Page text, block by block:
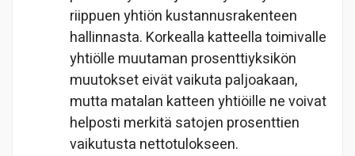
riippuen yhtiön kustannusrakenteen
hallinnasta. Korkealla katteella toimivalle
yhtiölle muutaman prosenttiyksikön
muutokset eivät vaikuta paljoakaan,
mutta matalan katteen yhtiöille ne voivat
helposti merkitä satojen prosenttien
vaikutusta nettotulokseen.